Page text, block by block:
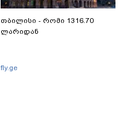
თბილისი - რომი 1316.70
ლარიდან
fly.ge